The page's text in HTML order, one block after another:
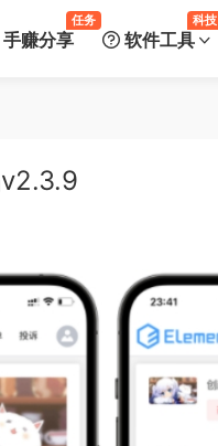
手赚分享
任务
软件工具
科技